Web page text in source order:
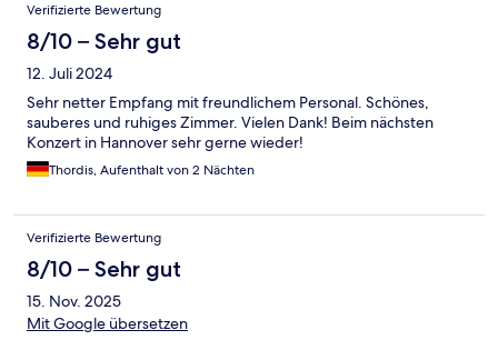
Verifizierte Bewertung
8/10 – Sehr gut
12. Juli 2024
Sehr netter Empfang mit freundlichem Personal. Schönes,
sauberes und ruhiges Zimmer. Vielen Dank! Beim nächsten
Konzert in Hannover sehr gerne wieder!
Thordis, Aufenthalt von 2 Nächten
Verifizierte Bewertung
8/10 – Sehr gut
15. Nov. 2025
Mit Google übersetzen